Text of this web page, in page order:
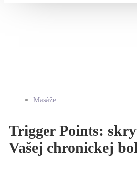
Masáže
Trigger Points:
Vašej chronickej